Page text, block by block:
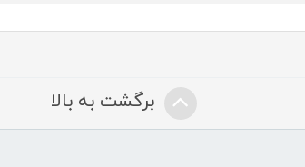
برگشت به بالا